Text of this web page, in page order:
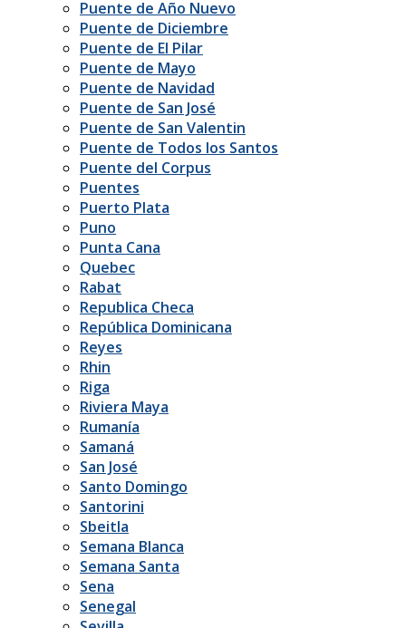
Puente de Año Nuevo
Puente de Diciembre
Puente de El Pilar
Puente de Mayo
Puente de Navidad
Puente de San José
Puente de San Valentin
Puente de Todos los Santos
Puente del Corpus
Puentes
Puerto Plata
Puno
Punta Cana
Quebec
Rabat
Republica Checa
República Dominicana
Reyes
Rhin
Riga
Riviera Maya
Rumanía
Samaná
San José
Santo Domingo
Santorini
Sbeitla
Semana Blanca
Semana Santa
Sena
Senegal